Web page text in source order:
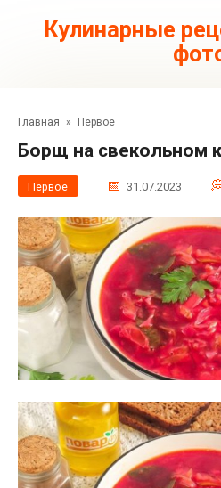
контентуКулинарные
Главная » Первое
Борщ на свекольном
Первое 31.07.2023